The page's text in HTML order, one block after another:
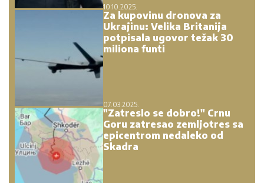
10.10.2025.
Za kupovinu dronova za
Ukrajinu: Velika Britanija
potpisala ugovor težak 30
miliona funti
07.03.2025.
"Zatreslo se dobro!" Crnu
Goru zatresao zemljotres sa
epicentrom nedaleko od
Skadra